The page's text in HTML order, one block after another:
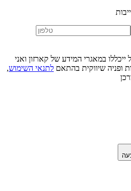
במאגרי המידע של קארזון ואני
ופניה שיווקית בהתאם לתנאי השימוש,